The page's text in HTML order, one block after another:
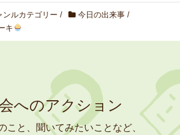
ンルカテゴリー / 今日の出来事 /
キ
へのアクション
こと、聞いてみたいことなど、